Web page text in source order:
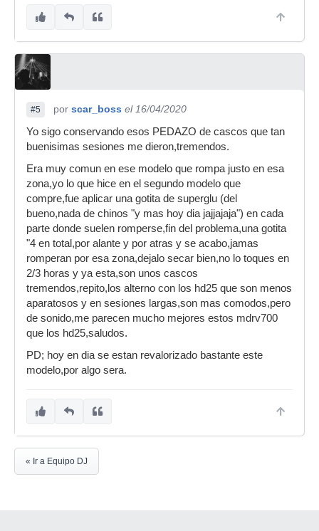
#5 por scar_boss el 16/04/2020
Yo sigo conservando esos PEDAZO de cascos que tan
buenisimas sesiones me dieron,tremendos.
Era muy comun en ese modelo que rompa justo en esa
zona,yo lo que hice en el segundo modelo que
compre,fue aplicar una gotita de superglu (del
bueno,nada de chinos "y mas hoy dia jajjajaja") en cada
parte donde suelen romperse,fin del problema,una gotita
"4 en total,por alante y por atras y se acabo,jamas
romperan por esa zona,dejalo secar bien,no lo toques en
2/3 horas y ya esta,son unos cascos
tremendos,repito,los alterno con los hd25 que son menos
aparatosos y en sesiones largas,son mas comodos,pero
de sonido,me parecen mucho mejores estos mdrv700
que los hd25,saludos.
PD; hoy en dia se estan revalorizado bastante este
modelo,por algo sera.
« Ir a Equipo DJ